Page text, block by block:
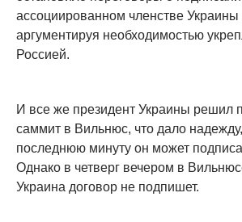
ассоциированном членстве
аргументируя необходимостью
Россией.
И все же президент Украины решил
саммит в Вильнюс, что дало
последнюю минуту он может
Однако в четверг вечером в
Украина договор не подпишет.